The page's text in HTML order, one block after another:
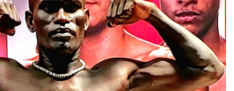
vào Chủ Nhật, ngày 21 tháng 6